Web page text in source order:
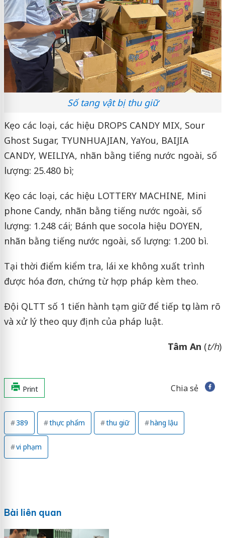
Số tang vật bị thu giữ
Kẹo các loại, các hiệu DROPS CANDY MIX, Sour
Ghost Sugar, TYUNHUAJIAN, YaYou, BAIJIA
CANDY, WEILIYA, nhãn bằng tiếng nước ngoài, số
lượng: 25.480 bì;
Kẹo các loại, các hiệu LOTTERY MACHINE, Mini
phone Candy, nhãn bằng tiếng nước ngoài, số
lượng: 1.248 cái; Bánh que socola hiệu DOYEN,
nhãn bằng tiếng nước ngoài, số lượng: 1.200 bì.
Tại thời điểm kiểm tra, lái xe không xuất trình
được hóa đơn, chứng từ hợp pháp kèm theo.
Đội QLTT số 1 tiến hành tạm giữ để tiếp tục làm rõ
và xử lý theo quy định của pháp luật.
Tâm An (t/h)
Print Chia sẻ
389 thực phẩm thu giữ hàng lậu
vi phạm
Bài liên quan